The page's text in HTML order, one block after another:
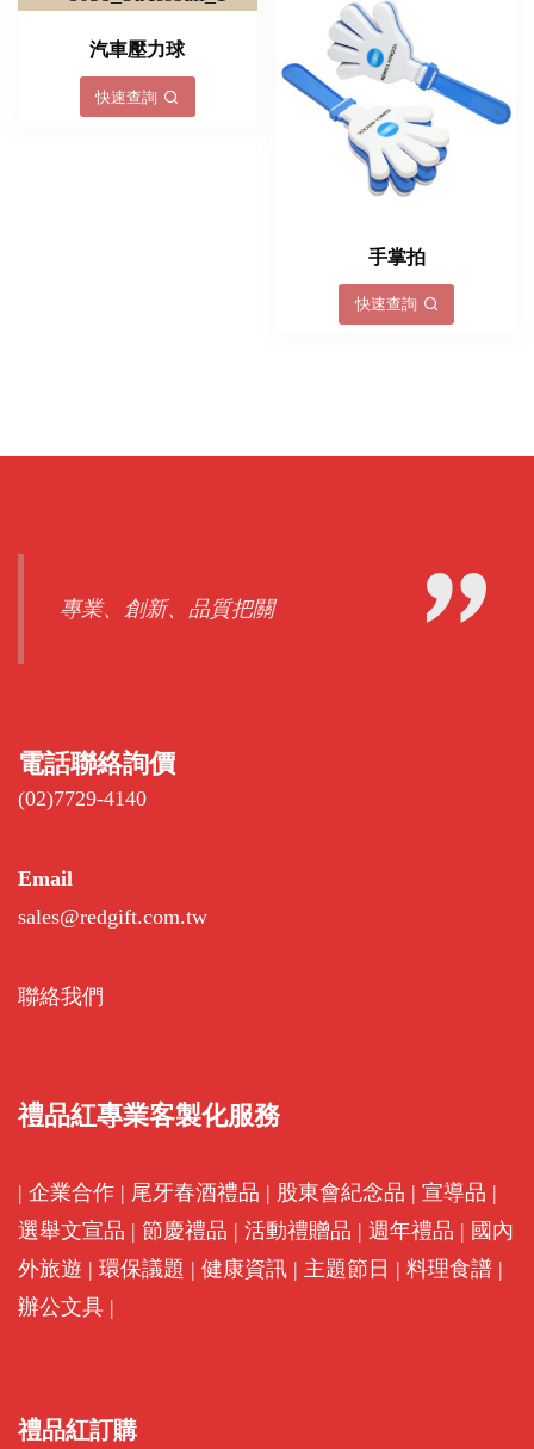
汽車壓力球
快速查詢
手掌拍
快速查詢
專業、創新、品質把關
電話聯絡詢價
(02)7729-4140
Email
sales@redgift.com.tw
聯絡我們
禮品紅專業客製化服務
| 企業合作 | 尾牙春酒禮品 | 股東會紀念品 | 宣導品 |
選舉文宣品 | 節慶禮品 | 活動禮贈品 | 週年禮品 | 國內
外旅遊 | 環保議題 | 健康資訊 | 主題節日 | 料理食譜 |
辦公文具 |
禮品紅訂購